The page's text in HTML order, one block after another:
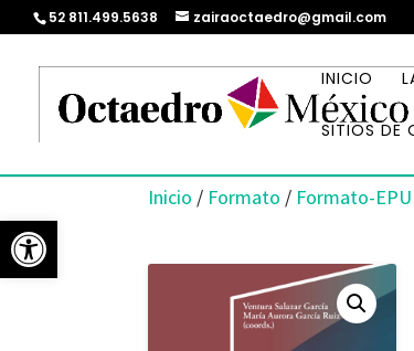
Abrir barra de herramientas
52 811.499.5638 zairaoctaedro@gmail.com
INICIO
SITIOS DE
Inicio / Formato / Formato-